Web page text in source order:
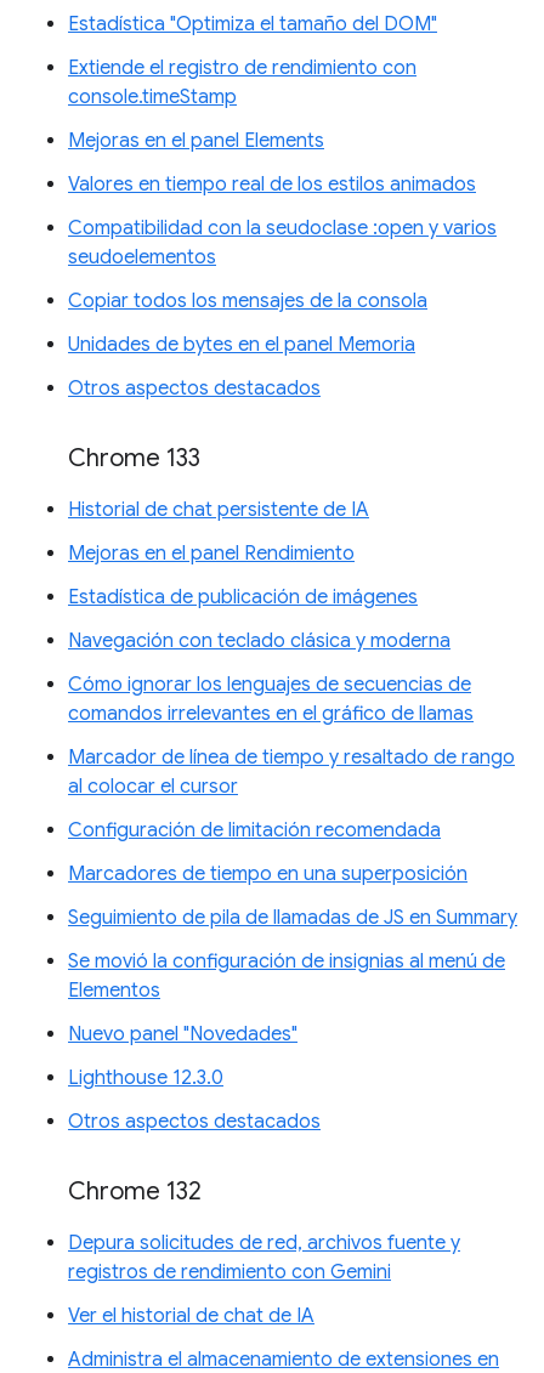
Estadística "Optimiza el tamaño del DOM"
Extiende el registro de rendimiento con
console.timeStamp
Mejoras en el panel Elements
Valores en tiempo real de los estilos animados
Compatibilidad con la seudoclase :open y varios
seudoelementos
Copiar todos los mensajes de la consola
Unidades de bytes en el panel Memoria
Otros aspectos destacados
Chrome 133
Historial de chat persistente de IA
Mejoras en el panel Rendimiento
Estadística de publicación de imágenes
Navegación con teclado clásica y moderna
Cómo ignorar los lenguajes de secuencias de
comandos irrelevantes en el gráfico de llamas
Marcador de línea de tiempo y resaltado de rango
al colocar el cursor
Configuración de limitación recomendada
Marcadores de tiempo en una superposición
Seguimiento de pila de llamadas de JS en Summary
Se movió la configuración de insignias al menú de
Elementos
Nuevo panel "Novedades"
Lighthouse 12.3.0
Otros aspectos destacados
Chrome 132
Depura solicitudes de red, archivos fuente y
registros de rendimiento con Gemini
Ver el historial de chat de IA
Administra el almacenamiento de extensiones en